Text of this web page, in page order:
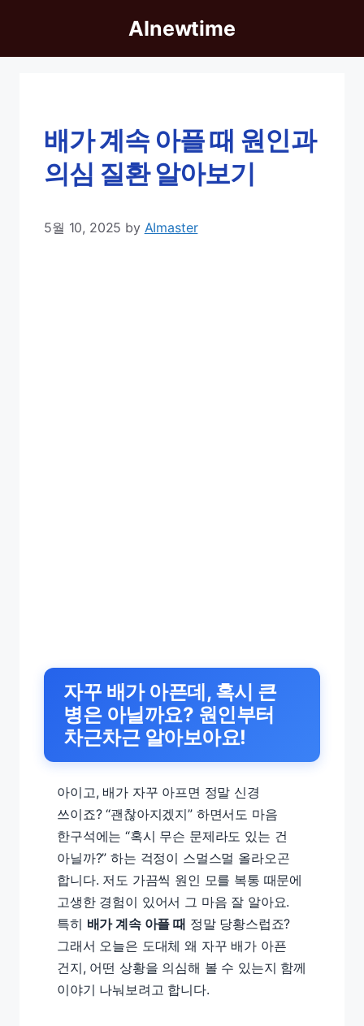
content
AInewtime
배가 계속 아플 때 원인과
의심 질환 알아보기
5월 10, 2025 by AImaster
자꾸 배가 아픈데, 혹시 큰
병은 아닐까요? 원인부터
차근차근 알아보아요!
아이고, 배가 자꾸 아프면 정말 신경
쓰이죠? “괜찮아지겠지” 하면서도 마음
한구석에는 “혹시 무슨 문제라도 있는 건
아닐까?” 하는 걱정이 스멀스멀 올라오곤
합니다. 저도 가끔씩 원인 모를 복통 때문에
고생한 경험이 있어서 그 마음 잘 알아요.
특히 배가 계속 아플 때 정말 당황스럽죠?
그래서 오늘은 도대체 왜 자꾸 배가 아픈
건지, 어떤 상황을 의심해 볼 수 있는지 함께
이야기 나눠보려고 합니다.